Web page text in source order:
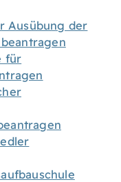
Ausübung der
für